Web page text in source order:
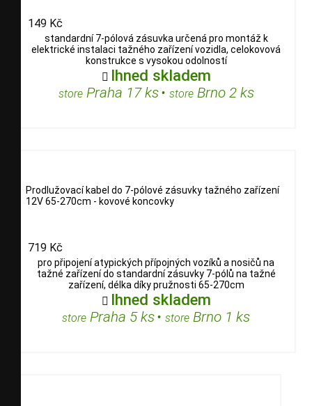
149 Kč
standardní 7-pólová zásuvka určená pro montáž k
elektrické instalaci tažného zařízení vozidla, celokovová
konstrukce s vysokou odolností
 Ihned skladem
storePraha 17 ks• storeBrno 2 ks
Prodlužovací kabel do 7-pólové zásuvky tažného zařízení
12V 65-270cm - kovové koncovky
719 Kč
pro připojení atypických přípojných vozíků a nosičů na
tažné zařízení do standardní zásuvky 7-pólů na tažné
zařízení, délka díky pružnosti 65-270cm
 Ihned skladem
store Praha 5 ks• store Brno 1 ks